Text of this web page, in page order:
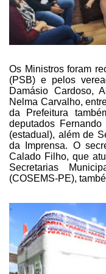
Os Ministros foram
(PSB) e pelos
Damásio Cardoso,
Nelma Carvalho,
da Prefeitura
deputados
(estadual), além de
da Imprensa. O
Calado Filho, que
Secretarias
(COSEMS-PE),